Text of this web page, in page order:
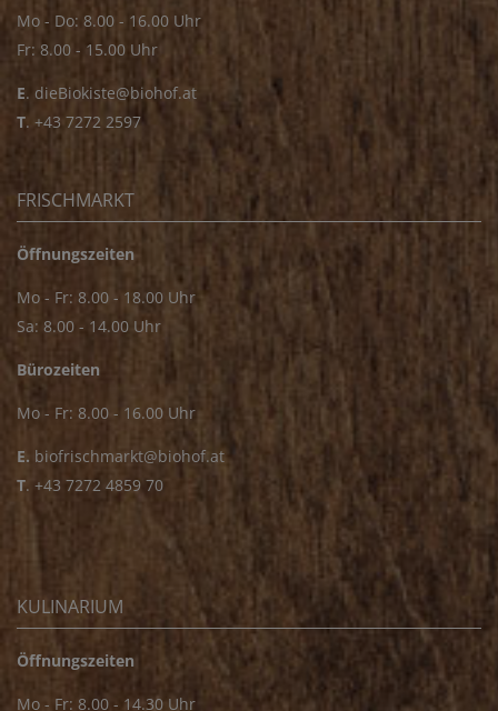
Mo - Do: 8.00 - 16.00 Uhr
Fr: 8.00 - 15.00 Uhr
E. dieBiokiste@biohof.at
T. +43 7272 2597
FRISCHMARKT
Öffnungszeiten
Mo - Fr: 8.00 - 18.00 Uhr
Sa: 8.00 - 14.00 Uhr
Bürozeiten
Mo - Fr: 8.00 - 16.00 Uhr
E. biofrischmarkt@biohof.at
T. +43 7272 4859 70
KULINARIUM
Öffnungszeiten
Mo - Fr: 8.00 - 14.30 Uhr